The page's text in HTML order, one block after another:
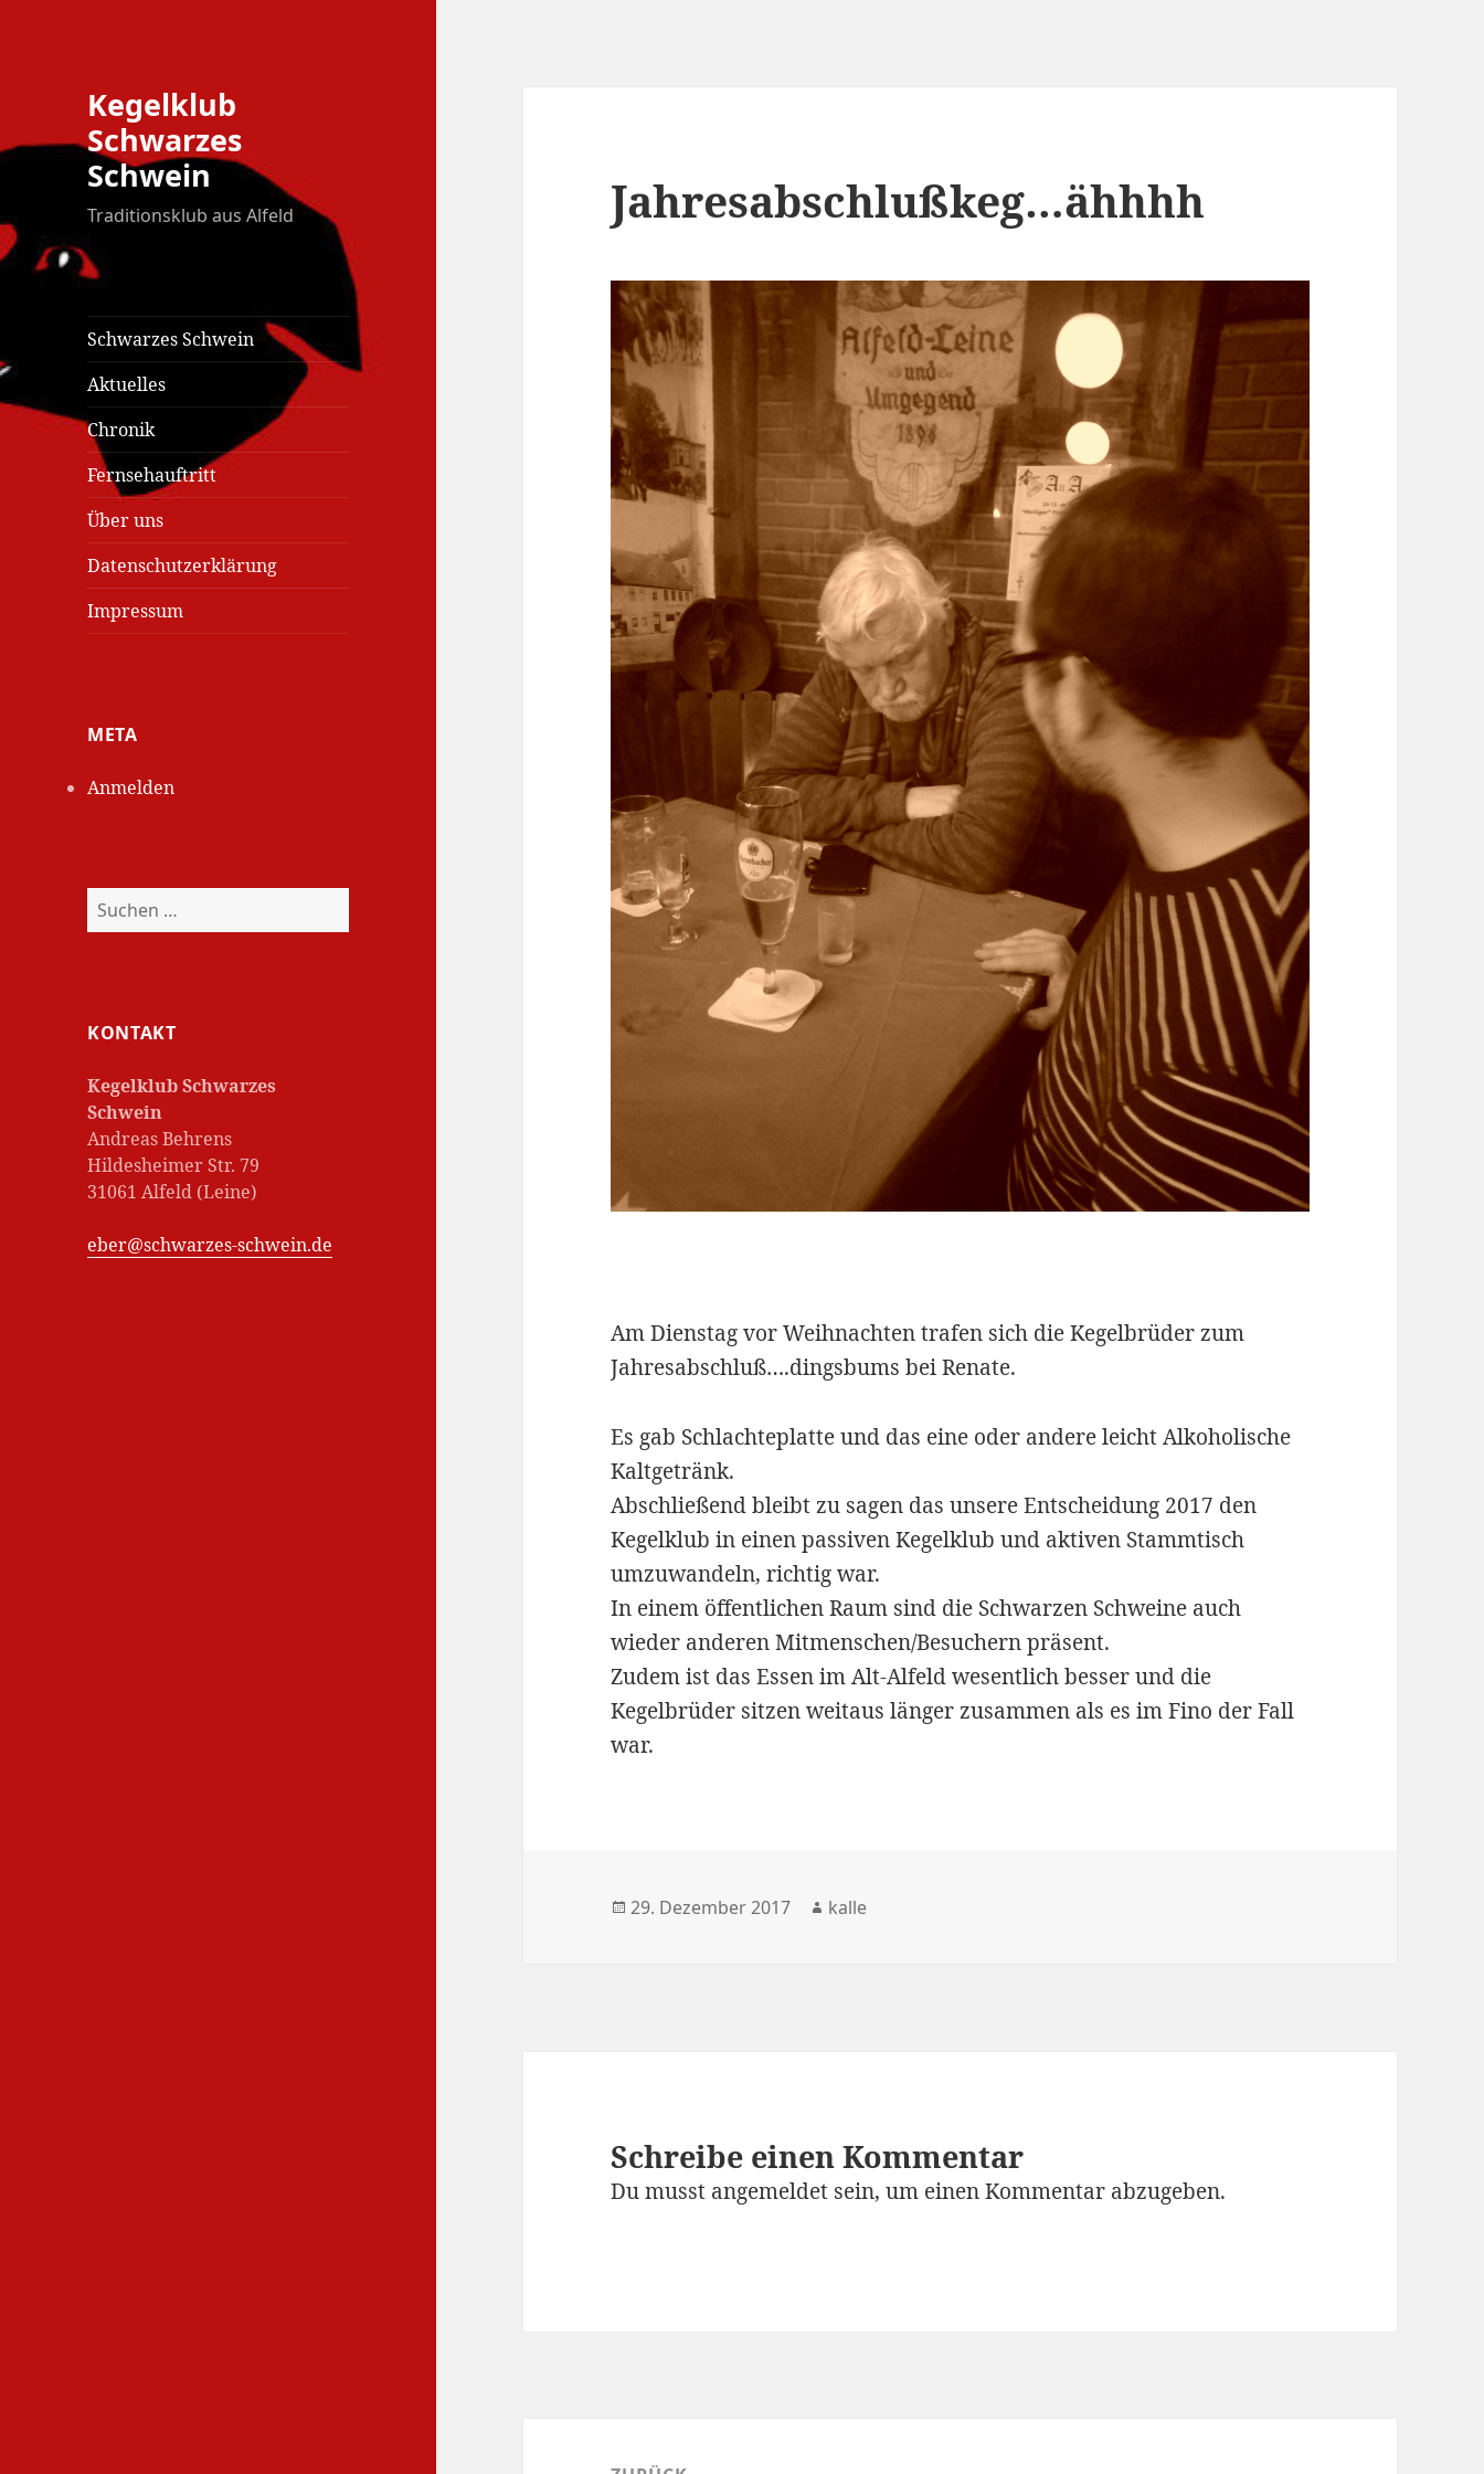
Kegelklub
Schwarzes
Schwein
Traditionsklub aus Alfeld
Schwarzes Schwein
Aktuelles
Chronik
Fernsehauftritt
Über uns
Datenschutzerklärung
Impressum
META
Anmelden
Suchen
nach:
KONTAKT
Kegelklub Schwarzes
Schwein
Andreas Behrens
Hildesheimer Str. 79
31061 Alfeld (Leine)
eber@schwarzes-schwein.de
Jahresabschlußkeg…ähhhh
Am Dienstag vor Weihnachten trafen sich die Kegelbrüder zum
Jahresabschluß….dingsbums bei Renate.
Es gab Schlachteplatte und das eine oder andere leicht Alkoholische
Kaltgetränk.
Abschließend bleibt zu sagen das unsere Entscheidung 2017 den
Kegelklub in einen passiven Kegelklub und aktiven Stammtisch
umzuwandeln, richtig war.
In einem öffentlichen Raum sind die Schwarzen Schweine auch
wieder anderen Mitmenschen/Besuchern präsent.
Zudem ist das Essen im Alt-Alfeld wesentlich besser und die
Kegelbrüder sitzen weitaus länger zusammen als es im Fino der Fall
war.
Veröffentlicht
29. Dezember 2017 Autor
kalle
Schreibe einen Kommentar
Du musst angemeldet sein, um einen Kommentar abzugeben.